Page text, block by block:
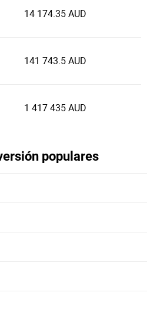
14 174.35 AUD
141 743.5 AUD
1 417 435 AUD
populares